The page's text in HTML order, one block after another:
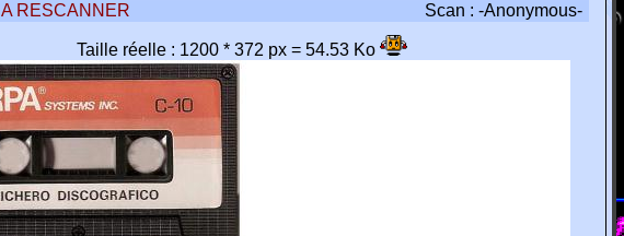
A RESCANNER Scan : -Anonymous-
Taille réelle : 1200 * 372 px = 54.53 Ko